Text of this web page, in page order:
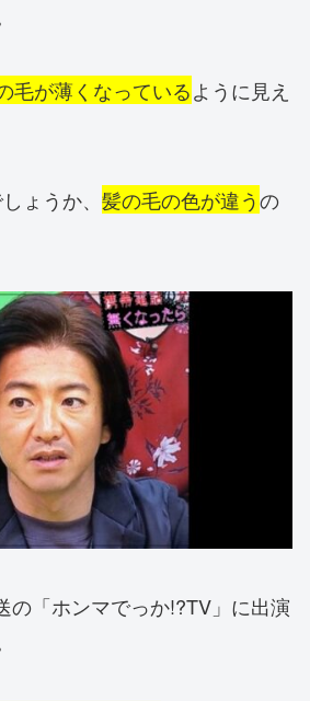
毛が薄くなっているように見え
ょうか、 髪の毛の色が違うの
の「ホンマでっか!?TV」に出演